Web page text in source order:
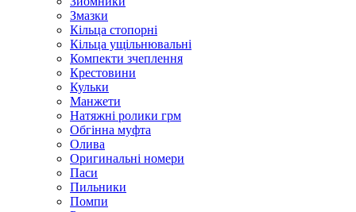
Змазки
Кільца стопорні
Кільца ущільнювальні
Компекти зчеплення
Крестовини
Кульки
Манжети
Натяжні ролики грм
Обгінна муфта
Олива
Оригинальні номери
Паси
Пильники
Помпи